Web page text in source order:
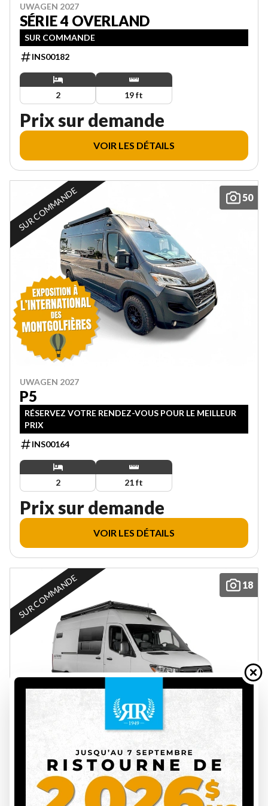
UWAGEN 2027
SÉRIE 4 OVERLAND
SUR COMMANDE
INS00182
2 19 ft
Prix sur demande
VOIR LES DÉTAILS
50
SUR COMMANDE
UWAGEN 2027
P5
RÉSERVEZ VOTRE RENDEZ-VOUS POUR LE MEILLEUR
PRIX
INS00164
2 21 ft
Prix sur demande
VOIR LES DÉTAILS
18
SUR COMMANDE
UWAGEN 2027
SÉRIE 7 OVERLAND
SUR COMMANDE